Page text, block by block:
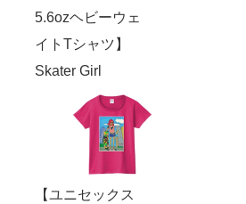
5.6ozヘビーウェ
イトTシャツ】
Skater Girl
【ユニセックス